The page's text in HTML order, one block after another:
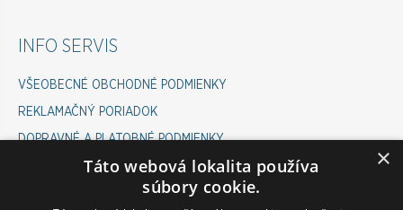
INFO SERVIS
VŠEOBECNÉ OBCHODNÉ PODMIENKY
REKLAMAČNÝ PORIADOK
DOPRAVNÉ A PLATOBNÉ PODMIENKY
COOKIES POLICY
ODSTÚPENIE OD ZMLUVY
×
Táto webová lokalita používa
súbory cookie.